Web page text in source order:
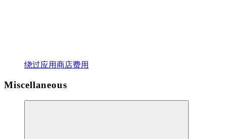
绕过应用商店费用
Miscellaneous